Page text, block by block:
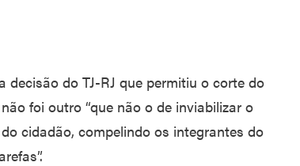
decisão do TJ-RJ que permitiu o corte do
foi outro “que não o de inviabilizar o
cidadão, compelindo os integrantes do